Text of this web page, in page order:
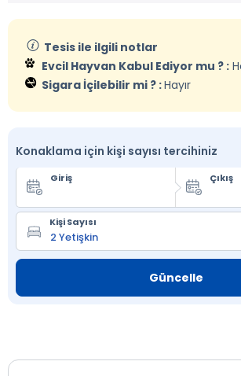
Tesis ile ilgili notlar
Evcil Hayvan Kabul Ediyor mu ? :
Sigara İçilebilir mi ? :Hayır
Konaklama için kişi sayısı tercihiniz
Giriş Çıkış
Kişi Sayısı
Güncelle